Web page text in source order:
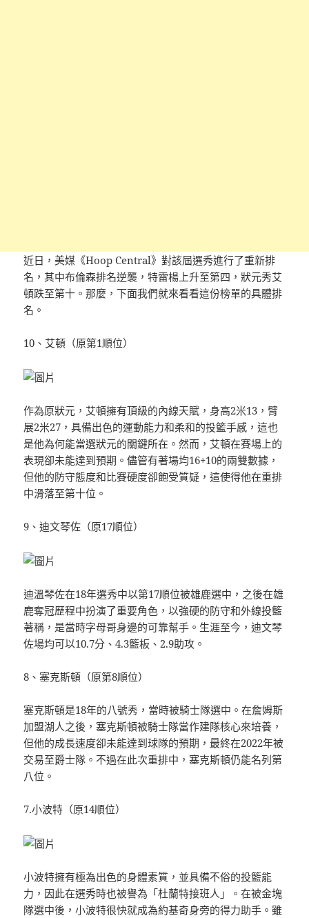
近日，美媒《Hoop Central》對該屆選秀進行了重新排
名，其中布倫森排名逆襲，特雷楊上升至第四，狀元秀艾
頓跌至第十。那麼，下面我們就來看看這份榜單的具體排
名。
10、艾頓（原第1順位）
作為原狀元，艾頓擁有頂級的內線天賦，身高2米13，臂
展2米27，具備出色的運動能力和柔和的投籃手感，這也
是他為何能當選狀元的關鍵所在。然而，艾頓在賽場上的
表現卻未能達到預期。儘管有著場均16+10的兩雙數據，
但他的防守態度和比賽硬度卻飽受質疑，這使得他在重排
中滑落至第十位。
9、迪文琴佐（原17順位）
迪溫琴佐在18年選秀中以第17順位被雄鹿選中，之後在雄
鹿奪冠歷程中扮演了重要角色，以強硬的防守和外線投籃
著稱，是當時字母哥身邊的可靠幫手。生涯至今，迪文琴
佐場均可以10.7分、4.3籃板、2.9助攻。
8、塞克斯頓（原第8順位）
塞克斯頓是18年的八號秀，當時被騎士隊選中。在詹姆斯
加盟湖人之後，塞克斯頓被騎士隊當作建隊核心來培養，
但他的成長速度卻未能達到球隊的預期，最終在2022年被
交易至爵士隊。不過在此次重排中，塞克斯頓仍能名列第
八位。
7.小波特（原14順位）
小波特擁有極為出色的身體素質，並具備不俗的投籃能
力，因此在選秀時也被譽為「杜蘭特接班人」。在被金塊
隊選中後，小波特很快就成為約基奇身旁的得力助手。雖